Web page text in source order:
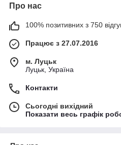
Про нас
100% позитивних з 750
Працює з 27.07.2016
м. Луцьк
Луцьк, Україна
Контакти
Сьогодні вихідний
Показати весь графік